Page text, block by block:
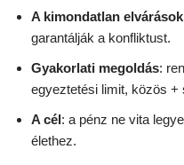
A kimondatlan elvárások
garantálják a konfliktust.
Gyakorlati megoldás:
egyeztetési limit, közös +
A cél: a pénz ne vita
élethez.